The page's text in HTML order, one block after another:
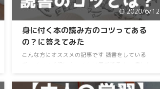
2020/6/12
身に付く本の読み方のコツってある
の？に答えてみた
こんな方にオススメの記事です 読書をしている
んな悩みにお答えします。 この記事を読んでい